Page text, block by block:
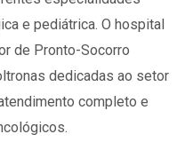
e pediátrica. O hospital
de Pronto-Socorro
dedicadas ao setor
completo e